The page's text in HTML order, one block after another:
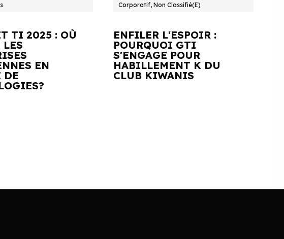
TI 2025 : OÙ
LES
EN
DE
Corporatif, Non Classifié(e)
ENFILER L'ESPOIR :
POURQUOI GTI
S'ENGAGE POUR
HABILLEMENT K DU
CLUB KIWANIS